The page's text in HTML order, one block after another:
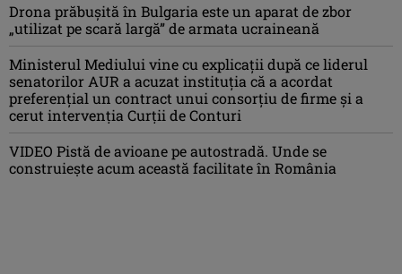
Drona prăbuşită în Bulgaria este un aparat de zbor
„utilizat pe scară largă” de armata ucraineană
Ministerul Mediului vine cu explicații după ce liderul
senatorilor AUR a acuzat instituția că a acordat
preferențial un contract unui consorțiu de firme și a
cerut intervenția Curții de Conturi
VIDEO Pistă de avioane pe autostradă. Unde se
construiește acum această facilitate în România